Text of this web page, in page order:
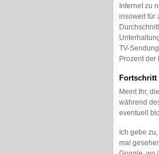
Internet zu
insoweit für
TV-
Prozent
Meint Ihr,
während
eventuell
Ich gebe
mal